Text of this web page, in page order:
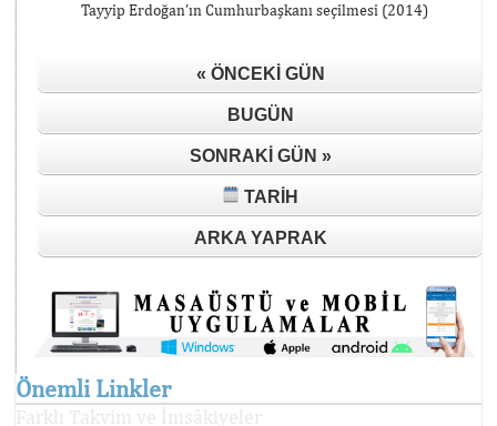
Tayyip Erdoğan’ın Cumhurbaşkanı seçilmesi (2014)
« ÖNCEKI GÜN
BUGÜN
SONRAKI GÜN »
TARIH
ARKA YAPRAK
Önemli Linkler